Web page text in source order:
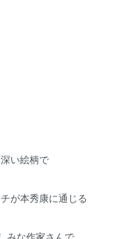
い絵柄で
が本秀康に通じる
みな作家さんで